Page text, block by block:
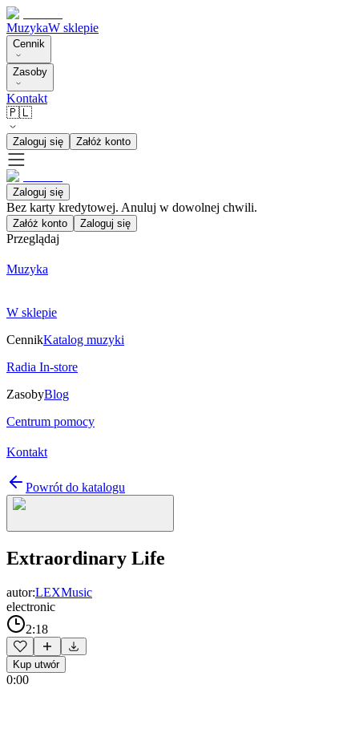
MuzykaW sklepie
Cennik
Zasoby
Kontakt
🇵🇱
Zaloguj się Załóż konto
Zaloguj się
Bez karty kredytowej. Anuluj w dowolnej chwili.
Załóż konto Zaloguj się
Przeglądaj
Muzyka
W sklepie
CennikKatalog muzyki
Radia In-store
ZasobyBlog
Centrum pomocy
Kontakt
Powrót do katalogu
Extraordinary Life
autor:LEXMusic
electronic
2:18
Kup utwór
0:00